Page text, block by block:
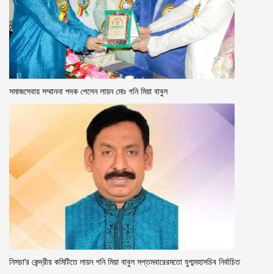
সমাজসেবায় সম্মাননা পদক পেলেন লায়ন মোঃ গনি মিয়া বাবুল
নিসচা’র কেন্দ্রীয় কমিটিতে লায়ন গনি মিয়া বাবুল সপ্তমবারেরমতো যুগ্মমহাসচিব নির্বাচিত